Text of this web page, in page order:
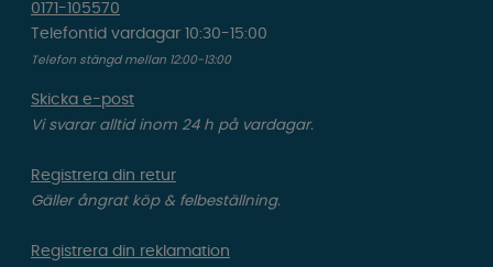
0171-105570
Telefontid vardagar 10:30-15:00
Telefon stängd mellan 12:00-13:00
Skicka e-post
Vi svarar alltid inom 24 h på vardagar.
Registrera din retur
Gäller ångrat köp & felbeställning.
Registrera din reklamation